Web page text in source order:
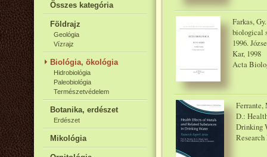
Összes kategória
Földrajz
Geológia
Vízrajz
Biológia, ökológia
Hidrobiológia
Paleobiológia
Természetvédelem
Botanika, erdészet
Erdészet
Mikológia
Farkas,
biological
1996.
Kar, 1998
Acta
D.:
Drinking